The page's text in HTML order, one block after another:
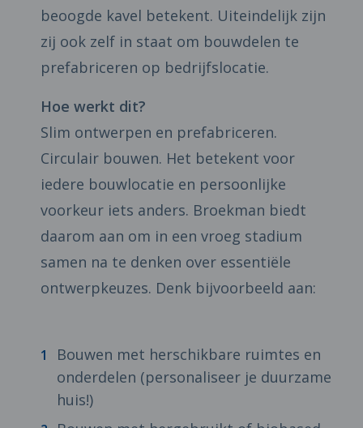
beoogde kavel betekent. Uiteindelijk zijn
zij ook zelf in staat om bouwdelen te
prefabriceren op bedrijfslocatie.
Hoe werkt dit?
Slim ontwerpen en prefabriceren.
Circulair bouwen. Het betekent voor
iedere bouwlocatie en persoonlijke
voorkeur iets anders. Broekman biedt
daarom aan om in een vroeg stadium
samen na te denken over essentiële
ontwerpkeuzes. Denk bijvoorbeeld aan:
Bouwen met herschikbare ruimtes en
onderdelen (personaliseer je duurzame
huis!)